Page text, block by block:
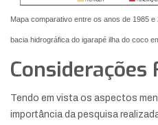
Mapa comparativo entre os anos de 1985
bacia hidrográfica do igarapé ilha do coco
Considerações
Tendo em vista os aspectos
importância da pesquisa